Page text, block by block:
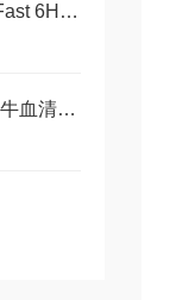
BioToolomics之CM SepFast 6HF产品说明书
一文了解10%中科百抗胎牛血清怎么配制